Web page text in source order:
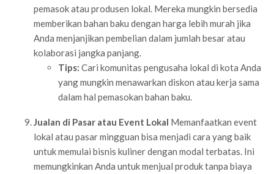
pemasok atau produsen lokal. Mereka mungkin bersedia
memberikan bahan baku dengan harga lebih murah jika
Anda menjanjikan pembelian dalam jumlah besar atau
kolaborasi jangka panjang.
Tips: Cari komunitas pengusaha lokal di kota Anda
yang mungkin menawarkan diskon atau kerja sama
dalam hal pemasokan bahan baku.
Jualan di Pasar atau Event Lokal Memanfaatkan event
lokal atau pasar mingguan bisa menjadi cara yang baik
untuk memulai bisnis kuliner dengan modal terbatas. Ini
memungkinkan Anda untuk menjual produk tanpa biaya